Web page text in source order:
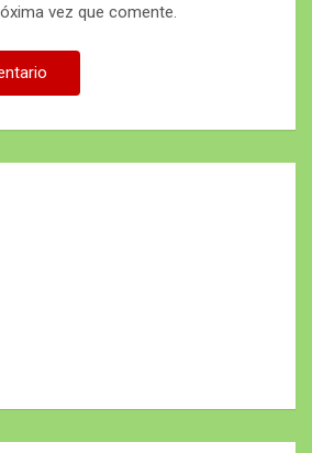
vez que comente.